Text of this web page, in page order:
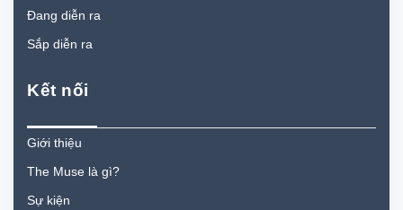
Đang diễn ra
Sắp diễn ra
Kết nối
Giới thiệu
The Muse là gì?
Sự kiện